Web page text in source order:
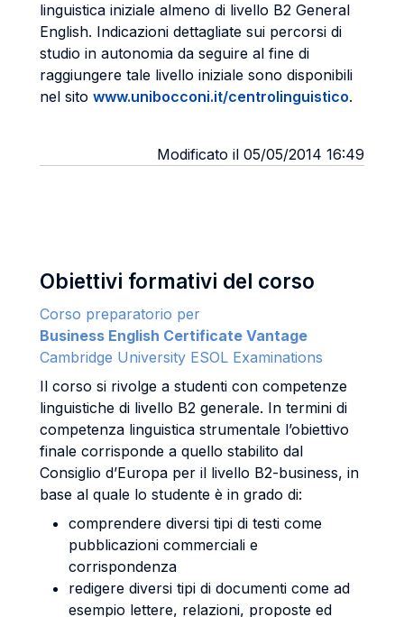
linguistica iniziale almeno di livello B2 General
English. Indicazioni dettagliate sui percorsi di
studio in autonomia da seguire al fine di
raggiungere tale livello iniziale sono disponibili
nel sito www.unibocconi.it/centrolinguistico.
Modificato il 05/05/2014 16:49
Obiettivi formativi del corso
Corso preparatorio per
Business English Certificate Vantage
Cambridge University ESOL Examinations
Il corso si rivolge a studenti con competenze
linguistiche di livello B2 generale. In termini di
competenza linguistica strumentale l’obiettivo
finale corrisponde a quello stabilito dal
Consiglio d’Europa per il livello B2-business, in
base al quale lo studente è in grado di:
comprendere diversi tipi di testi come
pubblicazioni commerciali e
corrispondenza
redigere diversi tipi di documenti come ad
esempio lettere, relazioni, proposte ed